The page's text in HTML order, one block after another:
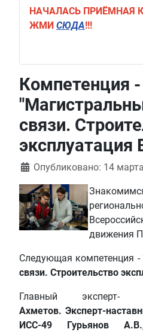
НАЧАЛАСЬ ПРИЁМНАЯ
ЖМИ СЮДА!!!
Компетенция -
связи.
Информация о материале
Опубликовано: 14
движения
Следующая компетенция -
связи. Строительство
Главный эксперт-
Ахметов. Эксперт-
ИСС-49 Гурьянов